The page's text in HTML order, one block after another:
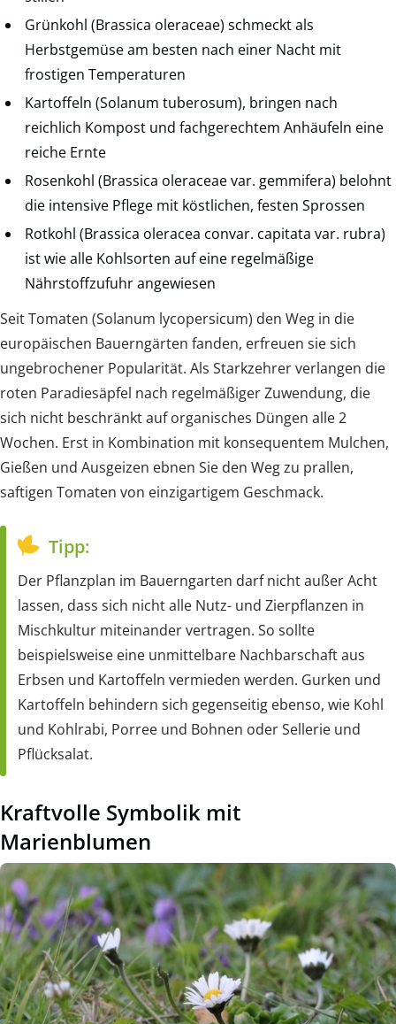
Grünkohl (Brassica oleraceae) schmeckt als
Herbstgemüse am besten nach einer Nacht mit
frostigen Temperaturen
Kartoffeln (Solanum tuberosum), bringen nach
reichlich Kompost und fachgerechtem Anhäufeln eine
reiche Ernte
Rosenkohl (Brassica oleraceae var. gemmifera) belohnt
die intensive Pflege mit köstlichen, festen Sprossen
Rotkohl (Brassica oleracea convar. capitata var. rubra)
ist wie alle Kohlsorten auf eine regelmäßige
Nährstoffzufuhr angewiesen
Seit Tomaten (Solanum lycopersicum) den Weg in die
europäischen Bauerngärten fanden, erfreuen sie sich
ungebrochener Popularität. Als Starkzehrer verlangen die
roten Paradiesäpfel nach regelmäßiger Zuwendung, die
sich nicht beschränkt auf organisches Düngen alle 2
Wochen. Erst in Kombination mit konsequentem Mulchen,
Gießen und Ausgeizen ebnen Sie den Weg zu prallen,
saftigen Tomaten von einzigartigem Geschmack.
Tipp:
Der Pflanzplan im Bauerngarten darf nicht außer Acht
lassen, dass sich nicht alle Nutz- und Zierpflanzen in
Mischkultur miteinander vertragen. So sollte
beispielsweise eine unmittelbare Nachbarschaft aus
Erbsen und Kartoffeln vermieden werden. Gurken und
Kartoffeln behindern sich gegenseitig ebenso, wie Kohl
und Kohlrabi, Porree und Bohnen oder Sellerie und
Pflücksalat.
Kraftvolle Symbolik mit
Marienblumen